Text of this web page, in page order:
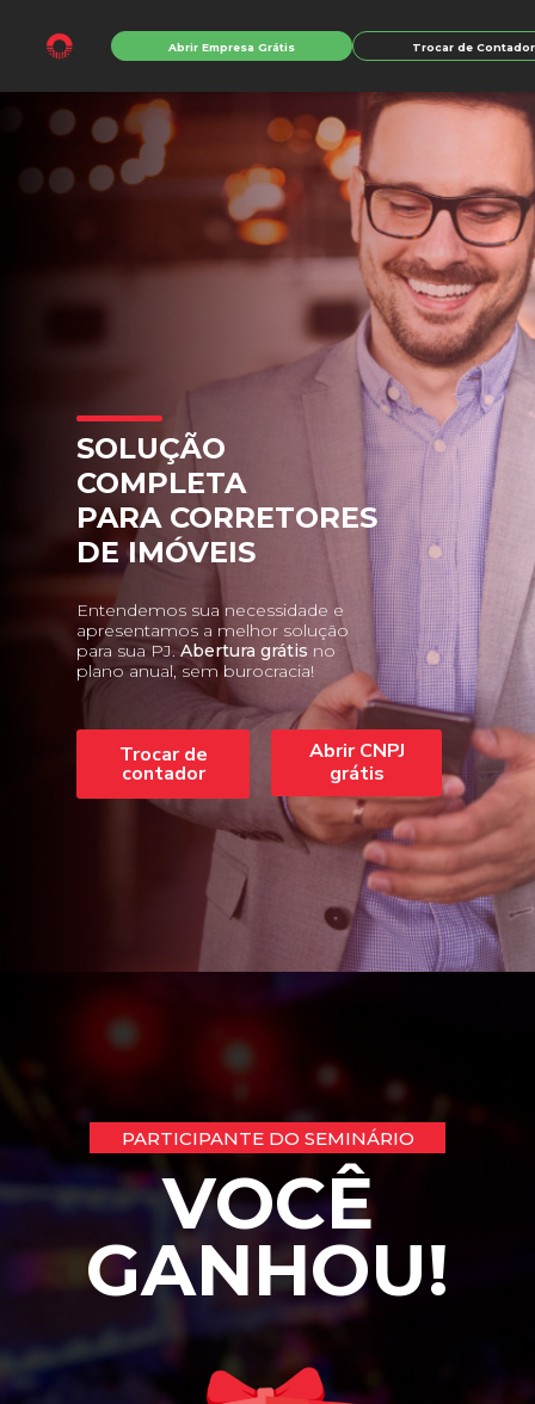
Abrir Empresa Grátis Trocar de Contador
SOLUÇÃO
COMPLETA
PARA CORRETORES
DE IMÓVEIS
Entendemos sua necessidade e
apresentamos a melhor solução
para sua PJ. Abertura grátis no
plano anual, sem burocracia!
Trocar de
contador
Abrir CNPJ
grátis
PARTICIPANTE DO SEMINÁRIO
VOCÊ
GANHOU!